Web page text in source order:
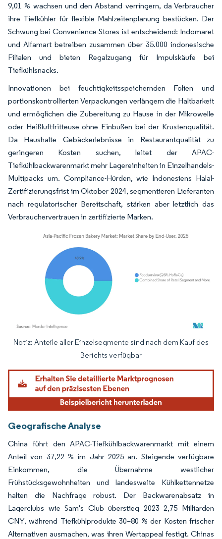
9,01 % wachsen und den Abstand verringern, da Verbraucher
ihre Tiefkühler für flexible Mahlzeitenplanung bestücken. Der
Schwung bei Convenience-Stores ist entscheidend: Indomaret
und Alfamart betreiben zusammen über 35.000 indonesische
Filialen und bieten Regalzugang für Impulskäufe bei
Tiefkühlsnacks.
Innovationen bei feuchtigkeitsspeichernden Folien und
portionskontrollierten Verpackungen verlängern die Haltbarkeit
und ermöglichen die Zubereitung zu Hause in der Mikrowelle
oder Heißluftfritteuse ohne Einbußen bei der Krustenqualität.
Da Haushalte Gebäckerlebnisse in Restaurantqualität zu
geringeren Kosten suchen, leitet der APAC-
Tiefkühlbackwarenmarkt mehr Lagereinheiten in Einzelhandels-
Multipacks um. Compliance-Hürden, wie Indonesiens Halal-
Zertifizierungsfrist im Oktober 2024, segmentieren Lieferanten
nach regulatorischer Bereitschaft, stärken aber letztlich das
Verbrauchervertrauen in zertifizierte Marken.
Bild © Mordor Intelligence. Wiederverwendung erfordert Namensnennung
Notiz: Anteile aller Einzelsegmente sind nach dem Kauf des
Berichts verfügbar
Geografische Analyse
China führt den APAC-Tiefkühlbackwarenmarkt mit einem
Anteil von 37,22 % im Jahr 2025 an. Steigende verfügbare
Einkommen, die Übernahme westlicher
Frühstücksgewohnheiten und landesweite Kühlkettennetze
halten die Nachfrage robust. Der Backwarenabsatz in
Lagerclubs wie Sam's Club überstieg 2023 2,75 Milliarden
CNY, während Tiefkühlprodukte 30–80 % der Kosten frischer
Alternativen ausmachen, was ihren Wertappeal festigt. Chinas